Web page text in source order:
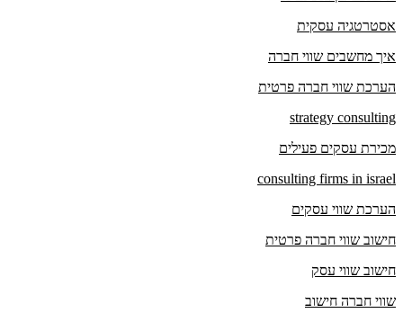
אסטרטגיה עסקית
איך מחשבים שווי חברה
הערכת שווי חברה פרטית
strategy consulting
מכירת עסקים פעילים
consulting firms in israel
הערכת שווי עסקים
חישוב שווי חברה פרטית
חישוב שווי עסק
שווי חברה חישוב